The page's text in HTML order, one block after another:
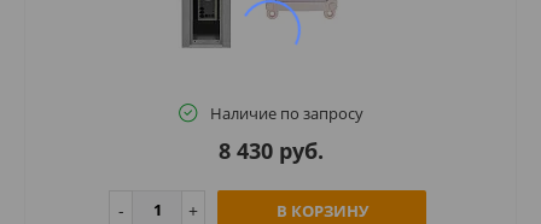
Наличие по запросу
8 430 руб.
В КОРЗИНУ